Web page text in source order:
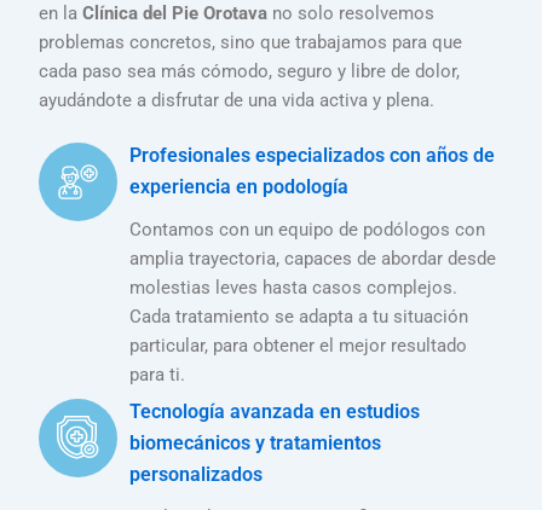
en laClínica del Pie Orotava no solo resolvemos
problemas concretos, sino que trabajamos para que
cada paso sea más cómodo, seguro y libre de dolor,
ayudándote a disfrutar de una vida activa y plena.
Profesionales especializados con años de
experiencia en podología
Contamos con un equipo de podólogos con
amplia trayectoria, capaces de abordar desde
molestias leves hasta casos complejos.
Cada tratamiento se adapta a tu situación
particular, para obtener el mejor resultado
para ti.
Tecnología avanzada en estudios
biomecánicos y tratamientos
personalizados